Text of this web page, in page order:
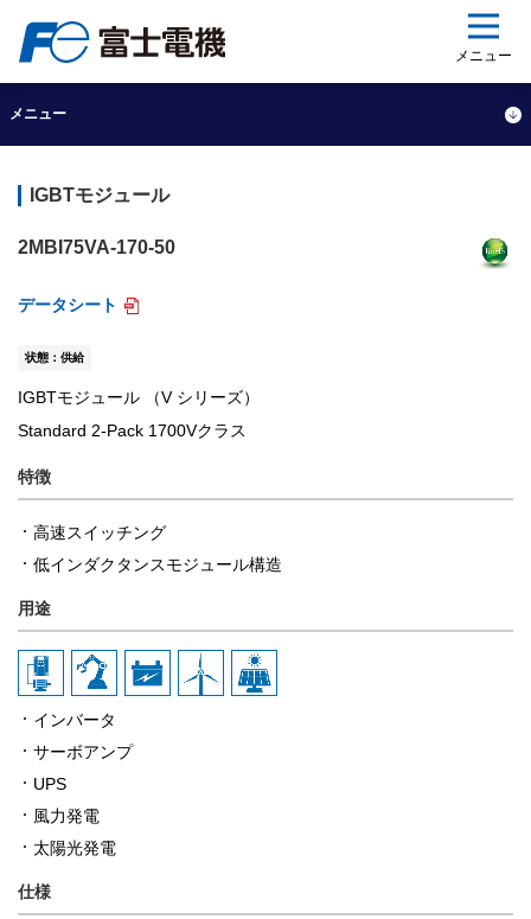
メニュー
メニュー
IGBTモジュール
2MBI75VA-170-50
データシート
状態：供給
IGBTモジュール （V シリーズ）
Standard 2-Pack 1700Vクラス
特徴
高速スイッチング
低インダクタンスモジュール構造
用途
インバータ
サーボアンプ
UPS
風力発電
太陽光発電
仕様